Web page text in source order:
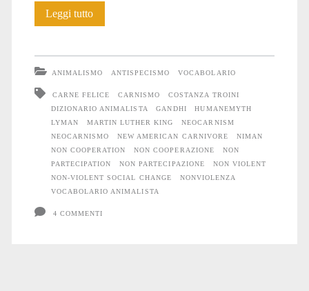
Leggi tuttoDizionario
ANIMALISMO ANTISPECISMO VOCABOLARIO
CARNE FELICE CARNISMO
COSTANZA TROINI
DIZIONARIO ANIMALISTA
GANDHI
HUMANEMYTH
LYMAN
MARTIN LUTHER KING
NEOCARNISM
NEOCARNISMO
NEW AMERICAN CARNIVORE
NIMAN
NON COOPERATION
NON COOPERAZIONE
NON
PARTECIPATION
NON PARTECIPAZIONE
NON VIOLENT
NON-VIOLENT SOCIAL CHANGE
NONVIOLENZA
VOCABOLARIO ANIMALISTA
4 COMMENTI